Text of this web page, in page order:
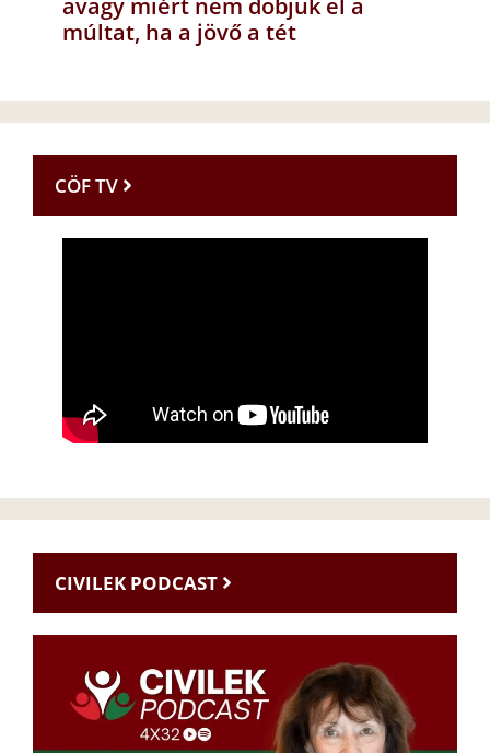
avagy miért nem dobjuk el a
múltat, ha a jövő a tét
CÖF TV
CIVILEK PODCAST